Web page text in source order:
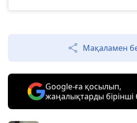
Мақаламен
Google-ға қосылып,
жаңалықтарды